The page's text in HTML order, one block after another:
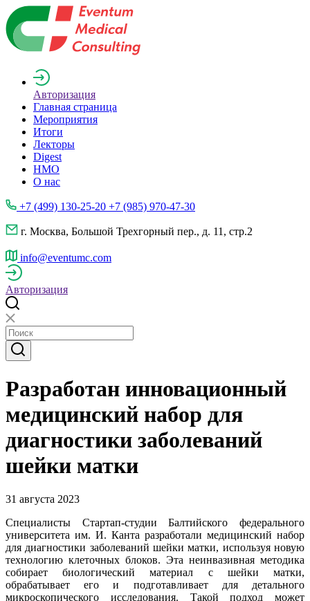
Авторизация
Главная страница
Мероприятия
Итоги
Лекторы
Digest
НМО
О нас
+7 (499) 130-25-20 +7 (985) 970-47-30
г. Москва, Большой Трехгорный пер., д. 11, стр.2
info@eventumc.com
Авторизация
Разработан инновационный
медицинский набор для
диагностики заболеваний
шейки матки
31 августа 2023
Специалисты Стартап-студии Балтийского федерального
университета им. И. Канта разработали медицинский набор
для диагностики заболеваний шейки матки, используя новую
технологию клеточных блоков. Эта неинвазивная методика
собирает биологический материал с шейки матки,
обрабатывает его и подготавливает для детального
микроскопического исследования. Такой подход может